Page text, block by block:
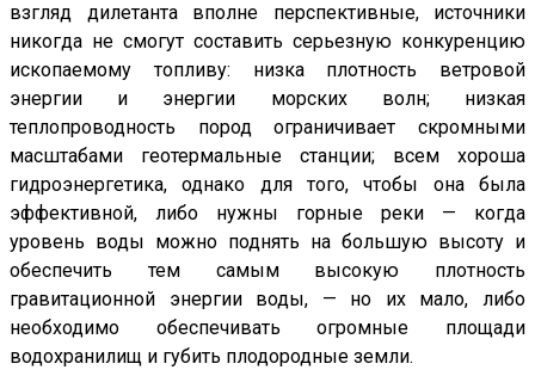
взгляд дилетанта вполне перспективные, источники
никогда не смогут составить серьезную конкуренцию
ископаемому топливу: низка плотность ветровой
энергии и энергии морских волн; низкая
теплопроводность пород ограничивает скромными
масштабами геотермальные станции; всем хороша
гидроэнергетика, однако для того, чтобы она была
эффективной, либо нужны горные реки — когда
уровень воды можно поднять на большую высоту и
обеспечить тем самым высокую плотность
гравитационной энергии воды, — но их мало, либо
необходимо обеспечивать огромные площади
водохранилищ и губить плодородные земли.